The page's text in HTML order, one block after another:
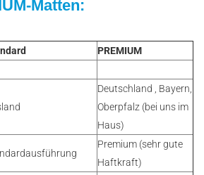
Matten:
PREMIUM
Deutschland , Bayern,
Oberpfalz (bei uns im
Haus)
Premium (sehr gute
Haftkraft)